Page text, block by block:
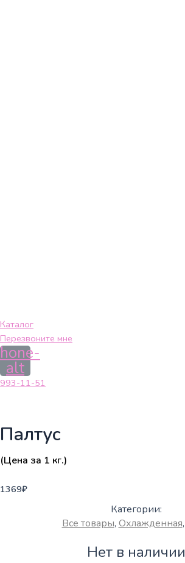
Каталог
Перезвоните мне
alt
993-11-51
Палтус
(Цена за 1 кг.)
1369₽
Категории:
Все товары, Охлажденная,
Нет в наличии